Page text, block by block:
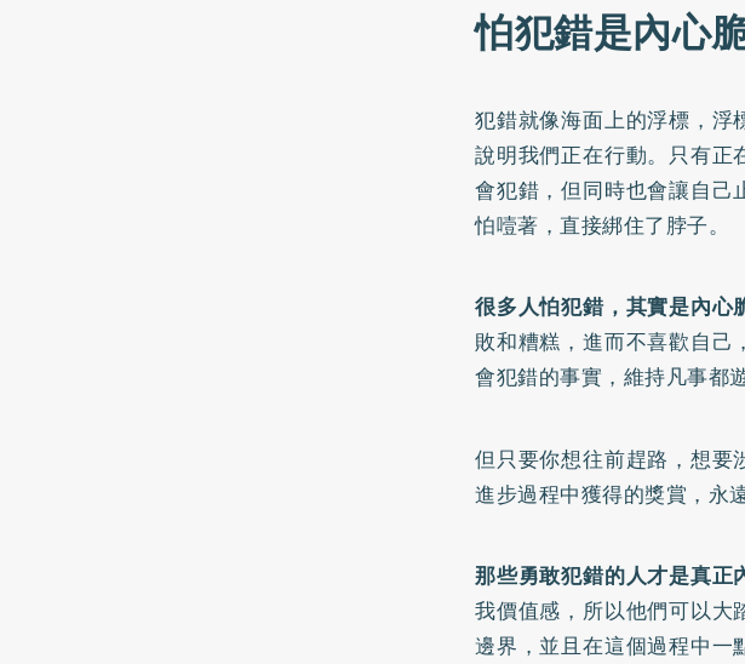
怕犯錯是內心
犯錯就像海面上的浮標，浮
說明我們正在行動。只有正
會犯錯，但同時也會讓自己
怕噎著，直接綁住了脖子。
很多人怕犯錯，其實是內心
敗和糟糕，進而不喜歡自己
會犯錯的事實，維持凡事都
但只要你想往前趕路，想要
進步過程中獲得的獎賞，永
那些勇敢犯錯的人才是真正
我價值感，所以他們可以大
邊界，並且在這個過程中一